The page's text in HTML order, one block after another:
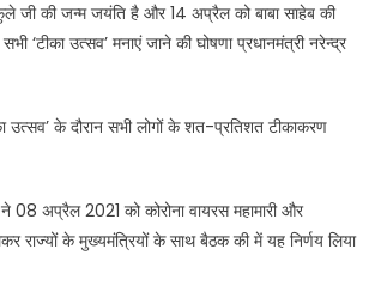
जी की जन्म जयंति है और 14 अप्रैल को बाबा साहेब की
‘टीका उत्सव’ मनाएं जाने की घोषणा प्रधानमंत्री नरेन्द्र
उत्सव’ के दौरान सभी लोगों के शत-प्रतिशत टीकाकरण
08 अप्रैल 2021 को कोरोना वायरस महामारी और
राज्यों के मुख्यमंत्रियों के साथ बैठक की में यह निर्णय लिया